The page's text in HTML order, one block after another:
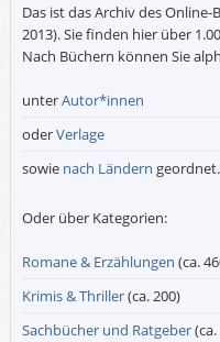
Das ist das Archiv des Online-
2013). Sie finden hier über
Nach Büchern können Sie
unterAutor*innen
oderVerlage
sowie nach Ländern geordnet.
Oder über Kategorien:
Romane & Erzählungen (ca.
Krimis & Thriller(ca. 200)
Sachbücher und Ratgeber(ca.